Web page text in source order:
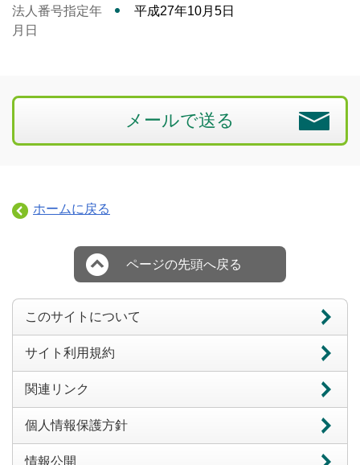
法人番号指定年
月日
平成27年10月5日
メールで送る
ホームに戻る
ページの先頭へ戻る
このサイトについて
サイト利用規約
関連リンク
個人情報保護方針
情報公開